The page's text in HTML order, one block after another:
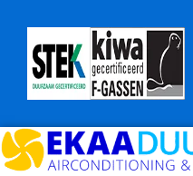
content